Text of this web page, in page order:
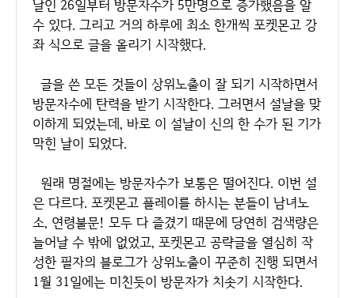
날인 26일부터 방문자수가 5만명으로 증가했음을 알
수 있다. 그리고 거의 하루에 최소 한개씩 포켓몬고 강
좌 식으로 글을 올리기 시작했다.
글을 쓴 모든 것들이 상위노출이 잘 되기 시작하면서
방문자수에 탄력을 받기 시작한다. 그러면서 설날을 맞
이하게 되었는데, 바로 이 설날이 신의 한 수가 된 기가
막힌 날이 되었다.
원래 명절에는 방문자수가 보통은 떨어진다. 이번 설
은 다르다. 포켓몬고 플레이를 하시는 분들이 남녀노
소, 연령불문! 모두 다 즐겼기 때문에 당연히 검색량은
늘어날 수 밖에 없었고, 포켓몬고 공략글을 열심히 작
성한 필자의 블로그가 상위노출이 꾸준히 진행 되면서
1월 31일에는 미친듯이 방문자가 치솟기 시작한다.